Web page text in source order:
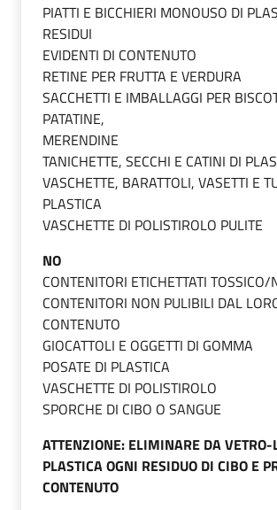
PIATTI E BICCHIERI MONOUSO DI
RESIDUI
EVIDENTI DI CONTENUTO
RETINE PER FRUTTA E VERDURA
SACCHETTI E IMBALLAGGI PER
PATATINE,
MERENDINE
TANICHETTE, SECCHI E CATINI DI
VASCHETTE, BARATTOLI, VASETTI E
PLASTICA
VASCHETTE DI POLISTIROLO PULITE
NO
CONTENITORI ETICHETTATI TOSSICO/
CONTENITORI NON PULIBILI DAL
CONTENUTO
GIOCATTOLI E OGGETTI DI GOMMA
POSATE DI PLASTICA
VASCHETTE DI POLISTIROLO
SPORCHE DI CIBO O SANGUE
ATTENZIONE: ELIMINARE DA
PLASTICA OGNI RESIDUO DI CIBO E
CONTENUTO